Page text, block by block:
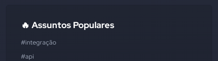
🔥 Assuntos Populares
#integração
#api